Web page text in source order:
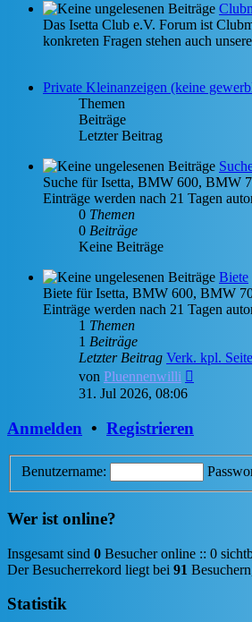
Das Isetta Club e.V. Forum ist
konkreten Fragen stehen auch unsere
Private Kleinanzeigen (keine
Themen
Beiträge
Letzter Beitrag
Suche für Isetta, BMW 600, BMW
Einträge werden nach 21 Tagen
0 Themen
0 Beiträge
Keine Beiträge
Biete
Biete für Isetta, BMW 600, BMW
Einträge werden nach 21 Tagen
1 Themen
1 Beiträge
Letzter Beitrag Verk. kpl.
von Pluennenwilli
31. Jul 2026, 08:06
Anmelden • Registrieren
Benutzername:
Wer ist online?
Insgesamt sind 0 Besucher online :: 0
Der Besucherrekord liegt bei 91
Statistik